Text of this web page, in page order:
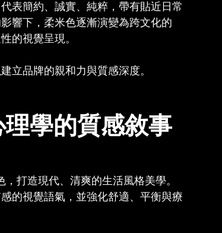
表簡約、誠實、純粹，帶有貼近日常
響下，柔米色逐漸演變為跨文化的
的視覺呈現。
立品牌的親和力與質感深度。
學的質感敘事
打造現代、清爽的生活風格美學。
的視覺語氣，並強化舒適、平衡與療